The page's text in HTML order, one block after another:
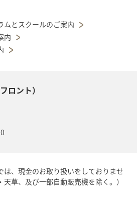
ムとスクールのご案内
内
ロント）
、現金のお取り扱いをしておりませ
草、及び一部自動販売機を除く。）